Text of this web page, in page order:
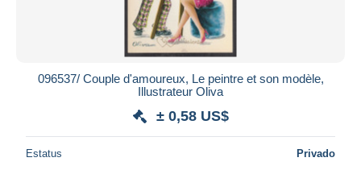
096537/ Couple d'amoureux, Le peintre et son modèle,
Illustrateur Oliva
± 0,58 US$
Estatus Privado